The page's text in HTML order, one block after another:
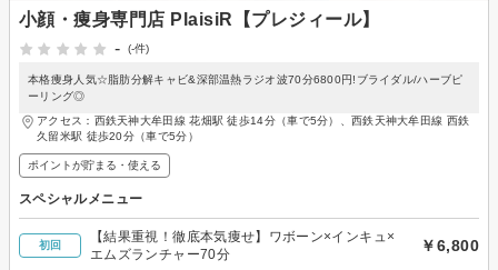
小顔・痩身専門店 PlaisiR【プレジィール】
-
(-件)
本格痩身人気☆脂肪分解キャビ&深部温熱ラジオ波70分6800円!ブライダル/ハーブピ
ーリング◎
アクセス：西鉄天神大牟田線 花畑駅 徒歩14分（車で5分）、西鉄天神大牟田線 西鉄
久留米駅 徒歩20分（車で5分）
ポイントが貯まる・使える
スペシャルメニュー
初回
【結果重視！徹底本気痩せ】ワボーン×インキュ×
エムズランチャー70分
￥6,800